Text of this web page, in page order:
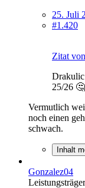
25. Juli
#1.420
Zitat
25/26 🤔
Vermutlich
noch einen
schwach.
Inhalt
Gonzalez04
Leistungsträger